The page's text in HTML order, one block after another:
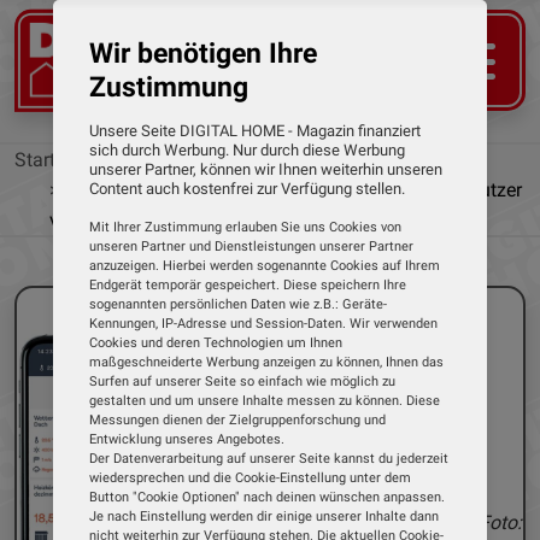
Startseite
News
Homepilot mit Wechselangebot für bisherige Nutzer
von Gigaset-Smart-Home-Systemen
Foto:
Wir benötigen Ihre
Zustimmung
Unsere Seite DIGITAL HOME - Magazin finanziert
sich durch Werbung. Nur durch diese Werbung
unserer Partner, können wir Ihnen weiterhin unseren
Content auch kostenfrei zur Verfügung stellen.
Mit Ihrer Zustimmung erlauben Sie uns Cookies von
unseren Partner und Dienstleistungen unserer Partner
anzuzeigen. Hierbei werden sogenannte Cookies auf Ihrem
Endgerät temporär gespeichert. Diese speichern Ihre
sogenannten persönlichen Daten wie z.B.: Geräte-
Kennungen, IP-Adresse und Session-Daten. Wir verwenden
Cookies und deren Technologien um Ihnen
maßgeschneiderte Werbung anzeigen zu können, Ihnen das
Surfen auf unserer Seite so einfach wie möglich zu
gestalten und um unsere Inhalte messen zu können. Diese
Messungen dienen der Zielgruppenforschung und
Entwicklung unseres Angebotes.
Der Datenverarbeitung auf unserer Seite kannst du jederzeit
wiedersprechen und die Cookie-Einstellung unter dem
Button "Cookie Optionen" nach deinen wünschen anpassen.
Je nach Einstellung werden dir einige unserer Inhalte dann
nicht weiterhin zur Verfügung stehen. Die aktuellen Cookie-